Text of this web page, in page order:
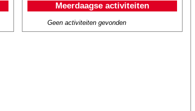
Meerdaagse activiteiten
Geen activiteiten gevonden